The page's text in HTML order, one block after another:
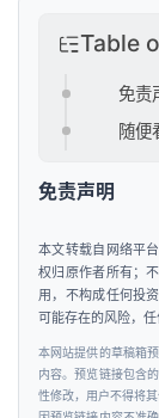
Table
免责
随便
免责声明
本文转载自网络平
权归原作者所有；
用，不构成任何投
可能存在的风险，任
本网站提供的草稿箱
内容。预览链接包含
性修改，用户不得将